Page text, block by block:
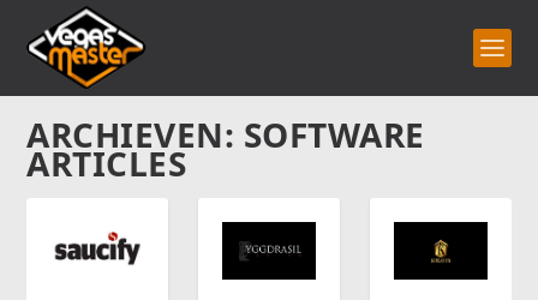
ARCHIEVEN: SOFTWARE
ARTICLES